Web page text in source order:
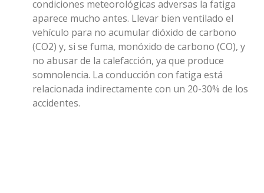
condiciones meteorológicas adversas la fatiga
aparece mucho antes. Llevar bien ventilado el
vehículo para no acumular dióxido de carbono
(CO2) y, si se fuma, monóxido de carbono (CO), y
no abusar de la calefacción, ya que produce
somnolencia. La conducción con fatiga está
relacionada indirectamente con un 20-30% de los
accidentes.